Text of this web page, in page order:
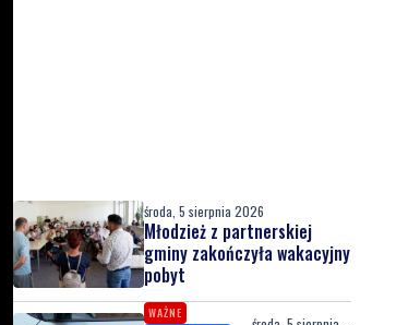
środa, 5 sierpnia 2026
Młodzież z partnerskiej
gminy zakończyła wakacyjny
pobyt
WAŻNE